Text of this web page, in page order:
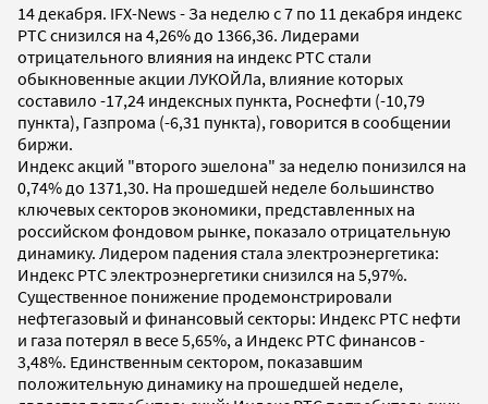
14 декабря. IFX-News - За неделю с 7 по 11 декабря индекс
РТС снизился на 4,26% до 1366,36. Лидерами
отрицательного влияния на индекс РТС стали
обыкновенные акции ЛУКОЙЛа, влияние которых
составило -17,24 индексных пункта, Роснефти (-10,79
пункта), Газпрома (-6,31 пункта), говорится в сообщении
биржи.
Индекс акций "второго эшелона" за неделю понизился на
0,74% до 1371,30. На прошедшей неделе большинство
ключевых секторов экономики, представленных на
российском фондовом рынке, показало отрицательную
динамику. Лидером падения стала электроэнергетика:
Индекс РТС электроэнергетики снизился на 5,97%.
Существенное понижение продемонстрировали
нефтегазовый и финансовый секторы: Индекс РТС нефти
и газа потерял в весе 5,65%, а Индекс РТС финансов -
3,48%. Единственным сектором, показавшим
положительную динамику на прошедшей неделе,